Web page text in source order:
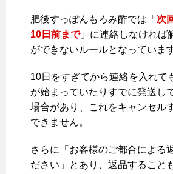
肥後すっぽんもろみ酢では「 次
10日前まで」に連絡しなければ
ができないルールとなっています
10日をすぎてから連絡を入れて
が始まっていたりすでに発送し
場合があり、これをキャンセル
できません。
さらに「お客様のご都合による
ださい」とあり、返品すること